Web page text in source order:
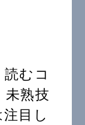
むコ
未熟技
目し